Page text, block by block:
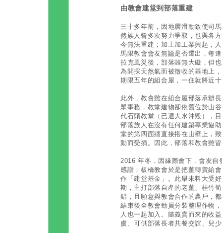
由教會建堂到部落重建
三十多年前，因地層滑動致使司
然族人曾多次努力爭取，也與各
今無法重建；加上加工業興起，
馬限教會會友無論是否遷出，每
拉克風災後，部落雖無大礙，但
為開採天然氣而被徵收的基地上
期限五年的組合屋，一住就將近
此外，教會雖在組合屋部落承辦
眾事務，教堂建物卻依舊位於山
代石頭教堂（已遭大水沖毀），
部落族人在沒有任何建築專業協
堂的第四面牆直接搭在山壁上，
動而受損。因此，部落和教會雖
2016 年冬，因緣際會下，會友
感謝；板橋教會於是把薑轉賣給
作「建堂基金」。此舉未料大受
期，主打部落自產的老薑、桂竹
錯，且願意與教會合作的農戶，
結束後全教會動員分裝整理作物
人也一起加入。隨義賣而來的收
虞、可供部落長者共餐交誼、兒